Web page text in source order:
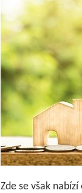
Zde se však